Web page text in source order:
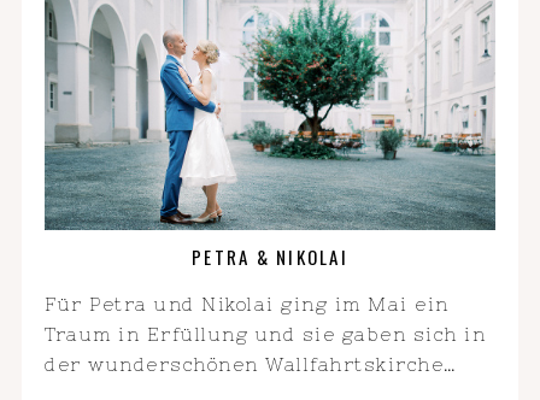
PETRA & NIKOLAI
Für Petra und Nikolai ging im Mai ein
Traum in Erfüllung und sie gaben sich in
der wunderschönen Wallfahrtskirche…